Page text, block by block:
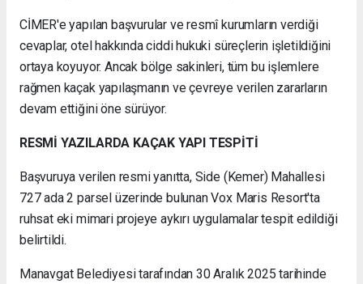
CİMER'e yapılan başvurular ve resmî kurumların verdiği
cevaplar, otel hakkında ciddi hukuki süreçlerin işletildiğini
ortaya koyuyor. Ancak bölge sakinleri, tüm bu işlemlere
rağmen kaçak yapılaşmanın ve çevreye verilen zararların
devam ettiğini öne sürüyor.
RESMİ YAZILARDA KAÇAK YAPI TESPİTİ
Başvuruya verilen resmi yanıtta, Side (Kemer) Mahallesi
727 ada 2 parsel üzerinde bulunan Vox Maris Resort'ta
ruhsat eki mimari projeye aykırı uygulamalar tespit edildiği
belirtildi.
Manavgat Belediyesi tarafından 30 Aralık 2025 tarihinde